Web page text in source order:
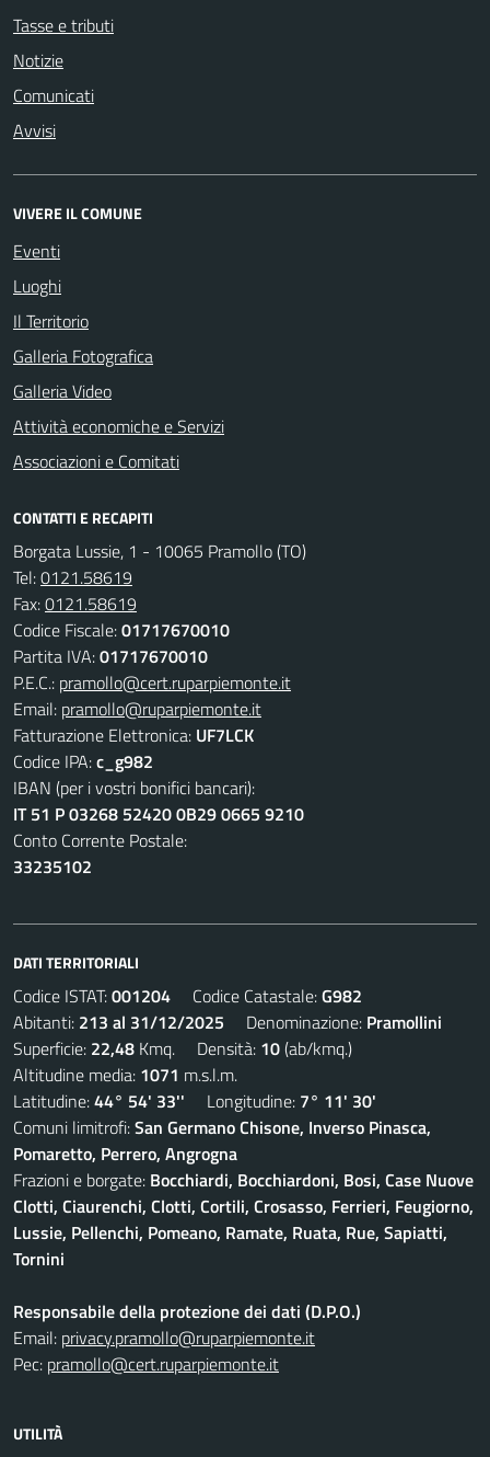
Tasse e tributi
Notizie
Comunicati
Avvisi
VIVERE IL COMUNE
Eventi
Luoghi
Il Territorio
Galleria Fotografica
Galleria Video
Attività economiche e Servizi
Associazioni e Comitati
CONTATTI E RECAPITI
Borgata Lussie, 1 - 10065 Pramollo (TO)
Tel:0121.58619
Fax:0121.58619
Codice Fiscale:01717670010
Partita IVA:01717670010
P.E.C.: pramollo@cert.ruparpiemonte.it
Email: pramollo@ruparpiemonte.it
Fatturazione Elettronica: UF7LCK
Codice IPA:c_g982
IBAN (per i vostri bonifici bancari):
IT 51 P 03268 52420 0B29 0665 9210
Conto Corrente Postale:
33235102
DATI TERRITORIALI
Codice ISTAT:001204 Codice Catastale:G982
Abitanti: 213 al 31/12/2025 Denominazione: Pramollini
Superficie: 22,48 Kmq. Densità: 10(ab/kmq.)
Altitudine media: 1071 m.s.l.m.
Latitudine:44° 54' 33'' Longitudine: 7° 11' 30'
Comuni limitrofi:San Germano Chisone, Inverso Pinasca,
Pomaretto, Perrero, Angrogna
Frazioni e borgate: Bocchiardi, Bocchiardoni, Bosi, Case Nuove
Clotti, Ciaurenchi, Clotti, Cortili, Crosasso, Ferrieri, Feugiorno,
Lussie, Pellenchi, Pomeano, Ramate, Ruata, Rue, Sapiatti,
Tornini
Responsabile della protezione dei dati (D.P.O.)
Email: privacy.pramollo@ruparpiemonte.it
Pec: pramollo@cert.ruparpiemonte.it
UTILITÀ